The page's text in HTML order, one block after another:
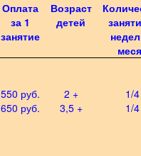
Оплата
за 1
занятие
Возраст
детей
550 руб. 2 +
1/4
650 руб. 3,5 +
1/4